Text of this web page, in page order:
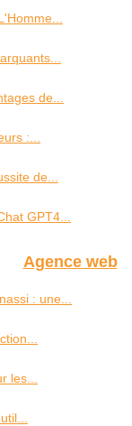
de...
:...
de...
GPT4...
Agence web
: une...
les...